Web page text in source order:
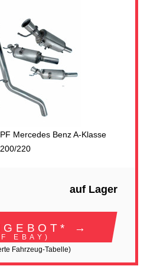
Mercedes Benz A-Klasse
220
auf Lager
→
EBAY)
Fahrzeug-Tabelle)